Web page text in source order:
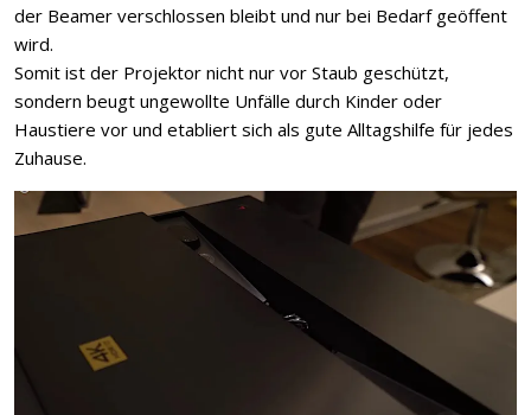
der Beamer verschlossen bleibt und nur bei Bedarf geöffent
wird.
Somit ist der Projektor nicht nur vor Staub geschützt,
sondern beugt ungewollte Unfälle durch Kinder oder
Haustiere vor und etabliert sich als gute Alltagshilfe für jedes
Zuhause.